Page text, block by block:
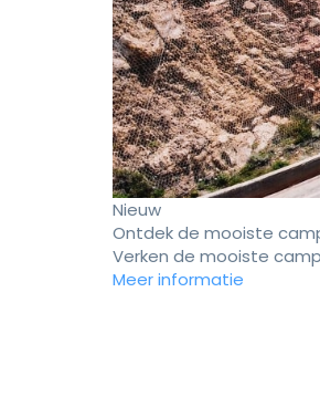
Nieuw
Ontdek de mooiste
Verken de mooiste
Meer informatie